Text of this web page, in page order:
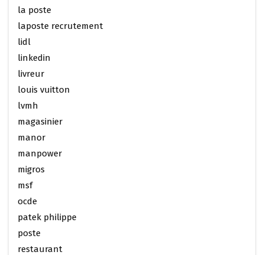
la poste
laposte recrutement
lidl
linkedin
livreur
louis vuitton
lvmh
magasinier
manor
manpower
migros
msf
ocde
patek philippe
poste
restaurant